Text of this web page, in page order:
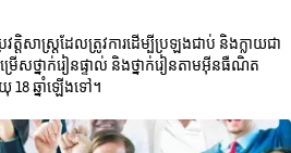
ត្តិសាស្ត្រដែលត្រូវការដើម្បីប្រឡងជាប់ និងក្លាយជា
ើសថ្នាក់រៀនផ្ទាល់ និងថ្នាក់រៀនតាមអ៊ីនធឺណិត
ឆ្នាំឡើងទៅ។